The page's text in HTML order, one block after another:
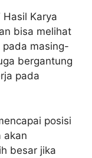
Karya
bisa melihat
pada masing-
bergantung
pada
posisi
akan
besar jika